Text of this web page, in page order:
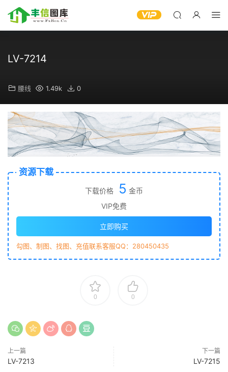
LV-7214
腰线 1.49k 0
资源下载
下载价格 5 金币
VIP免费
立即购买
勾图、制图、找图、充值联系客服QQ：280450435
0 0
上一篇
LV-7213
下一篇
LV-7215